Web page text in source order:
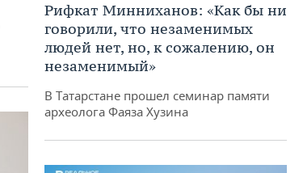
Рифкат Минниханов: «Как бы ни
говорили, что незаменимых
людей нет, но, к сожалению, он
незаменимый»
В Татарстане прошел семинар памяти
археолога Фаяза Хузина